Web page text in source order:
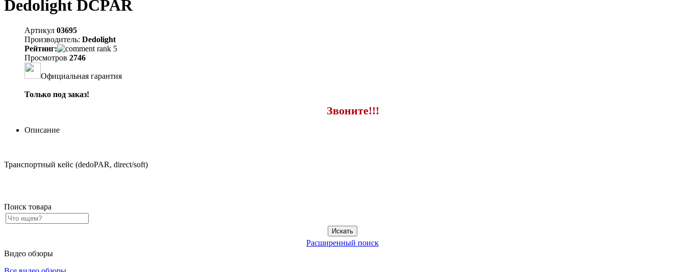
Dedolight DCPAR
Артикул 03695
Производитель: Dedolight
Рейтинг:
Просмотров 2746
Официальная гарантия
Только под заказ!
Звоните!!!
Описание
Транспортный кейс (dedoPAR, direct/soft)
Поиск товара
Расширенный поиск
Видео обзоры